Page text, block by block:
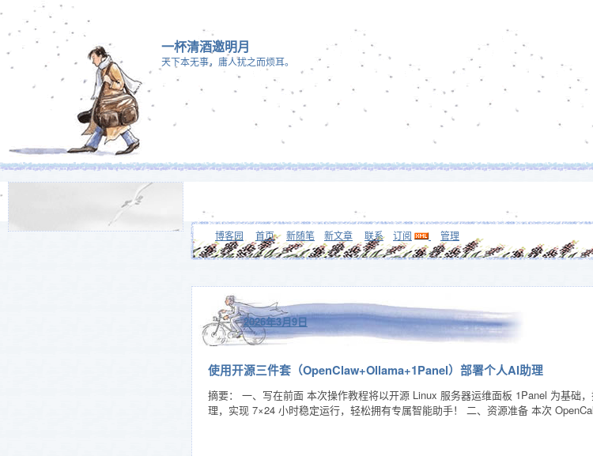
一杯清酒邀明月
天下本无事，庸人扰之而烦耳。
博客园 首页 新随笔 新文章 联系 订阅 管理
2026年3月9日
使用开源三件套（OpenClaw+Ollama+1Panel）部署个人AI助理
摘要： 一、写在前面 本次操作教程将以开源 Linux 服务器运维面板 1Panel 为基础
理，实现 7×24 小时稳定运行，轻松拥有专属智能助手！ 二、资源准备 本次
❄
❄
❄